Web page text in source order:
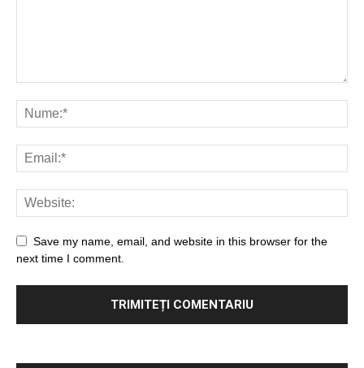
Save my name, email, and website in this browser for the
next time I comment.